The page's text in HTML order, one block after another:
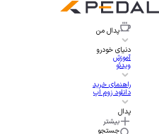
پدال من
دنیای خودرو
آموزش
ویدئو
راهنمای خرید
دانلود زوم اپ
پدال
بیشتر
جستجو